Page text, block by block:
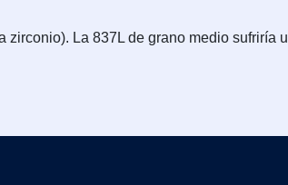
zirconio). La 837L de grano medio sufriría